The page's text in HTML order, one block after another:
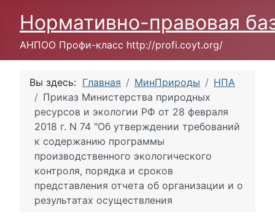
Нормативно-правовая
АНПОО Профи-класс http://profi.coyt.org/
Вы здесь: Главная МинПрироды
НПА
Приказ Министерства природных
ресурсов и экологии РФ от 28 февраля
2018 г. N 74 "Об утверждении требований
к содержанию программы
производственного экологического
контроля, порядка и сроков
представления отчета об организации и о
результатах осуществления